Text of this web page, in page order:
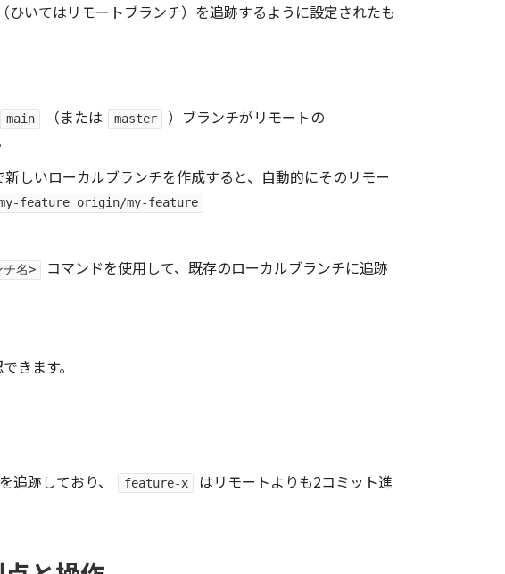
いてはリモートブランチ）を追跡するように設定されたも
main （または master ）ブランチがリモートの
新しいローカルブランチを作成すると、自動的にそのリモー
feature origin/my-feature
名>
コマンドを使用して、既存のローカルブランチに追跡
きます。
を追跡しており、 feature-x
はリモートよりも2コミット進